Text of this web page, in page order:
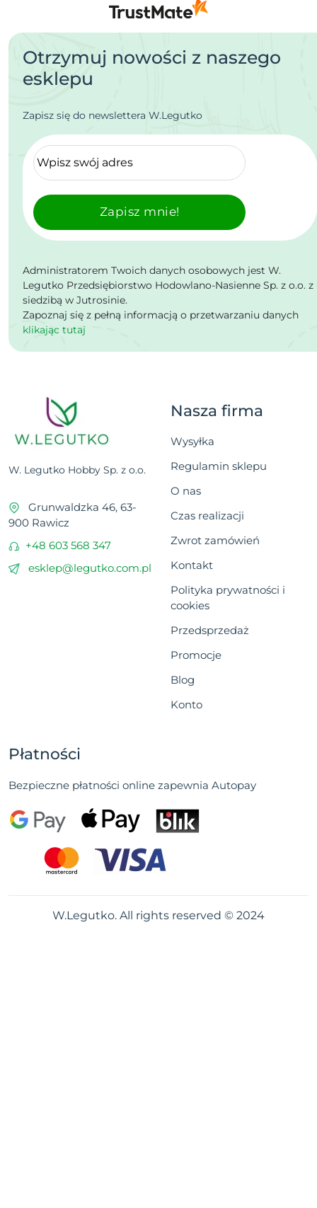
Otrzymuj nowości z naszego
esklepu
Zapisz się do newslettera W.Legutko
Zapisz mnie!
Administratorem Twoich danych osobowych jest W.
Legutko Przedsiębiorstwo Hodowlano-Nasienne Sp. z o.o. z
siedzibą w Jutrosinie.
Zapoznaj się z pełną informacją o przetwarzaniu danych
klikając tutaj
W. Legutko Hobby Sp. z o.o.
Grunwaldzka 46, 63-
900 Rawicz
+48 603 568 347
esklep@legutko.com.pl
Nasza firma
Wysyłka
Regulamin sklepu
O nas
Czas realizacji
Zwrot zamówień
Kontakt
Polityka prywatności i
cookies
Przedsprzedaż
Promocje
Blog
Konto
Płatności
Bezpieczne płatności online zapewnia Autopay
W.Legutko. All rights reserved © 2024